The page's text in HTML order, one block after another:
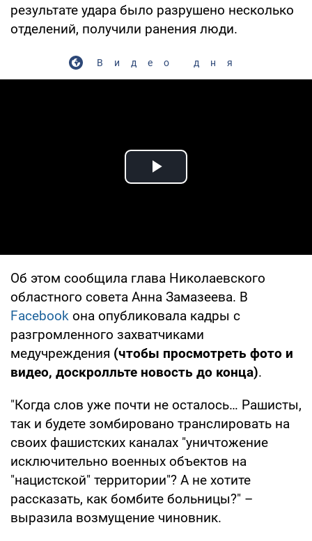
результате удара было разрушено несколько
отделений, получили ранения люди.
Видео дня
Play Video
Об этом сообщила глава Николаевского
областного совета Анна Замазеева. В
Facebook она опубликовала кадры с
разгромленного захватчиками
медучреждения (чтобы просмотреть фото и
видео, доскролльте новость до конца).
"Когда слов уже почти не осталось… Рашисты,
так и будете зомбировано транслировать на
своих фашистских каналах "уничтожение
исключительно военных объектов на
"нацистской" территории"? А не хотите
рассказать, как бомбите больницы?" –
выразила возмущение чиновник.